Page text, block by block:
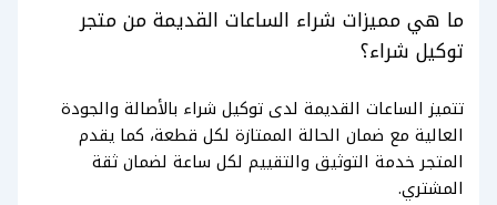
ما هي مميزات شراء الساعات القديمة من متجر
توكيل شراء؟
تتميز الساعات القديمة لدى توكيل شراء بالأصالة والجودة
العالية مع ضمان الحالة الممتازة لكل قطعة، كما يقدم
المتجر خدمة التوثيق والتقييم لكل ساعة لضمان ثقة
المشتري.